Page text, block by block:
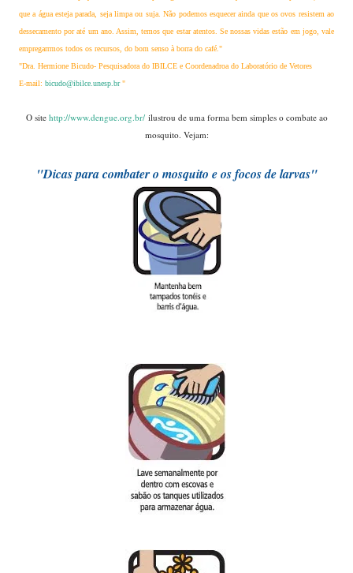
que a água esteja parada, seja limpa ou suja. Não podemos esquecer ainda que os ovos resistem ao
dessecamento por até um ano. Assim, temos que estar atentos. Se nossas vidas estão em jogo, vale
empregarrmos todos os recursos, do bom senso à borra do café."
"Dra. Hermione Bicudo- Pesquisadora do IBILCE e Coordenadroa do Laboratório de Vetores
E-mail: bicudo@ibilce.unesp.br"
O site http://www.dengue.org.br/ilustrou de uma forma bem simples o combate ao
mosquito. Vejam:
"Dicas para combater o mosquito eos focos de larvas"